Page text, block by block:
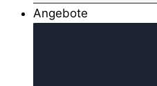
Angebote